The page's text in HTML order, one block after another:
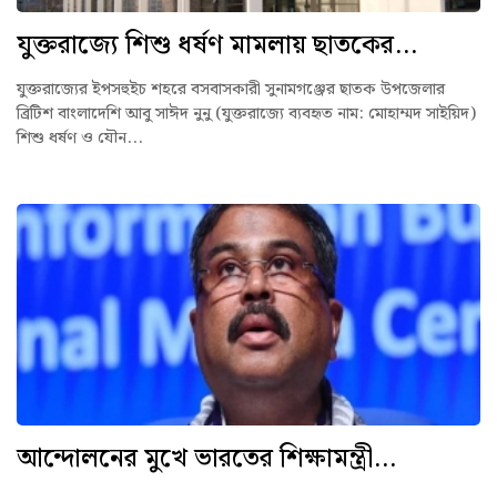
যুক্তরাজ্যে শিশু ধর্ষণ মামলায় ছাতকের...
যুক্তরাজ্যের ইপসহুইচ শহরে বসবাসকারী সুনামগঞ্জের ছাতক উপজেলার
ব্রিটিশ বাংলাদেশি আবু সাঈদ নুনু (যুক্তরাজ্যে ব্যবহৃত নাম: মোহাম্মদ সাইয়িদ)
শিশু ধর্ষণ ও যৌন...
আন্দোলনের মুখে ভারতের শিক্ষামন্ত্রী...